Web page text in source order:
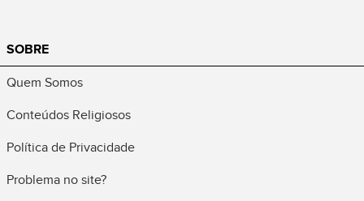
SOBRE
Quem Somos
Conteúdos Religiosos
Política de Privacidade
Problema no site?